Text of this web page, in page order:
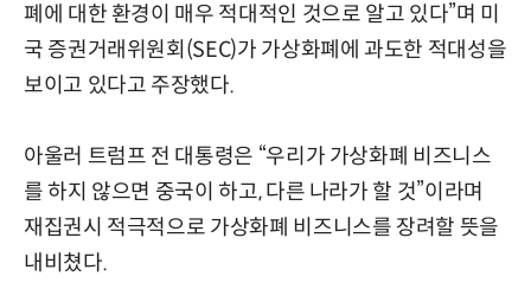
폐에 대한 환경이 매우 적대적인 것으로 알고 있다”며 미
국 증권거래위원회(SEC)가 가상화폐에 과도한 적대성을
보이고 있다고 주장했다.
아울러 트럼프 전 대통령은 “우리가 가상화폐 비즈니스
를 하지 않으면 중국이 하고, 다른 나라가 할 것”이라며
재집권시 적극적으로 가상화폐 비즈니스를 장려할 뜻을
내비쳤다.